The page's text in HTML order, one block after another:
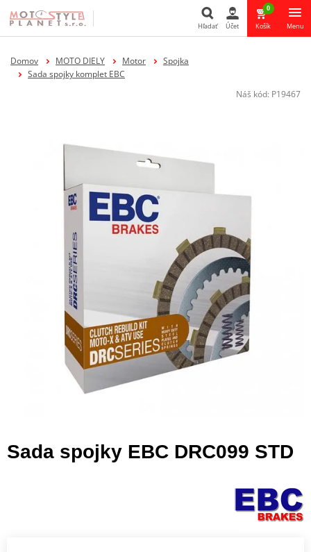
Hľadať Účet
0
Košík Menu
Domov MOTO DIELY Motor
Spojka
Sada spojky komplet EBC
Náš kód: P19467
Sada spojky EBC DRC099 STD